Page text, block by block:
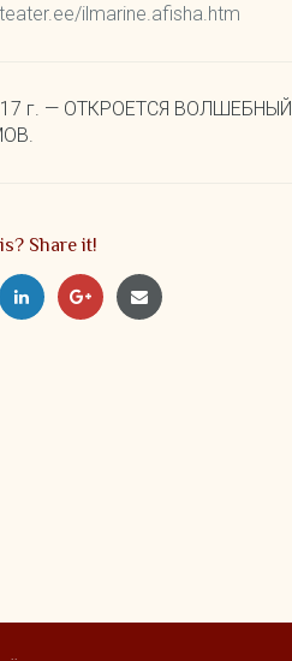
ilmarine.afisha.htm
г. — ОТКРОЕТСЯ ВОЛШЕБНЫЙ
Share it!